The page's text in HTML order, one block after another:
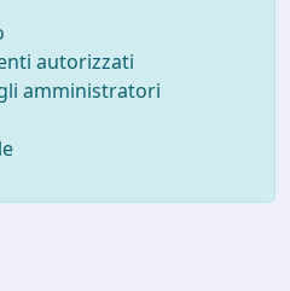
autorizzati
amministratori